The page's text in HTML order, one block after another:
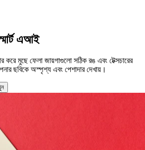
এআই
মুছে ফেলা জায়গাগুলো সঠিক রঙ এবং টেক্সচারের
ছবিকে অস্পৃশ্য এবং পেশাদার দেখায়।